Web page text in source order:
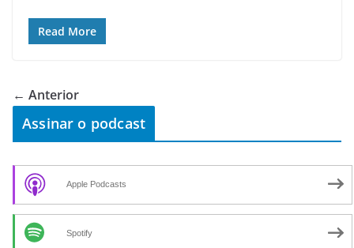
Read More
← Anterior
Assinar o podcast
Apple Podcasts
Spotify